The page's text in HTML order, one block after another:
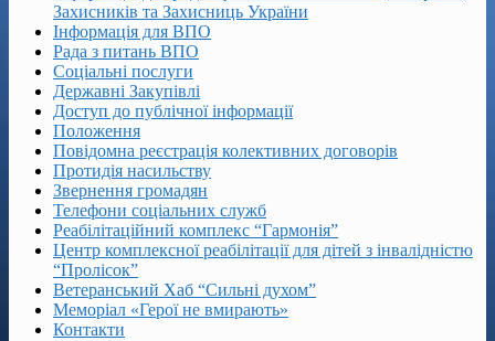
Захисників та Захисниць України
Інформація для ВПО
Рада з питань ВПО
Соціальні послуги
Державні Закупівлі
Доступ до публічної інформації
Положення
Повідомна реєстрація колективних договорів
Протидія насильству
Звернення громадян
Телефони соціальних служб
Реабілітаційний комплекс “Гармонія”
Центр комплексної реабілітації для дітей з інвалідністю
“Пролісок”
Ветеранський Хаб “Сильні духом”
Меморіал «Герої не вмирають»
Контакти